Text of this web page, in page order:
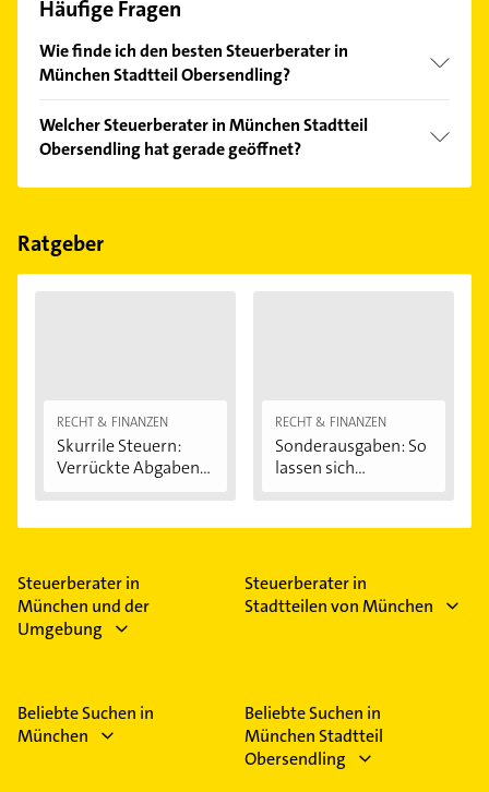
Häufige Fragen
Wie finde ich den besten Steuerberater in
München Stadtteil Obersendling?
Kundenmeinungen und profitieren Sie von den
Empfehlungen. Die Suchergebnisse können Sie sich
einfach nachBewertungensortiert anzeigen lassen.
Welcher Steuerberater in München Stadtteil
Obersendling hat gerade geöffnet?
Im Anbieter-Bereich finden Sie alleÖffnungszeiten.
Feiertagen abweichen können.
Ratgeber
RECHT & FINANZEN
Skurrile Steuern:
Verrückte Abgaben...
RECHT & FINANZEN
Sonderausgaben: So
lassen sich...
Steuerberater in
München und der
Umgebung
Steuerberater in
Stadtteilen von München
Beliebte Suchen in
München
Beliebte Suchen in
München Stadtteil
Obersendling